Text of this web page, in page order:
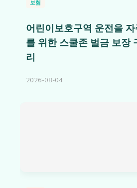
보험
어린이보호구역 운전을
를 위한 스쿨존 벌금 보장
리
2026-08-04